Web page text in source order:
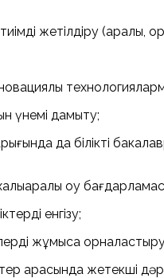
жетілдіру (аралық,
үнемі дамыту;
да білікті
оқу
енгізу;
жұмысқа
арасында жетекші